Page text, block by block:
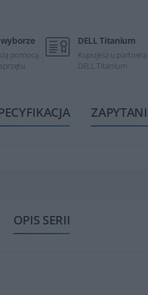
pomocą
DELL Titanium
Kupujesz u partnera
DELL Titanium
OPIS SERII